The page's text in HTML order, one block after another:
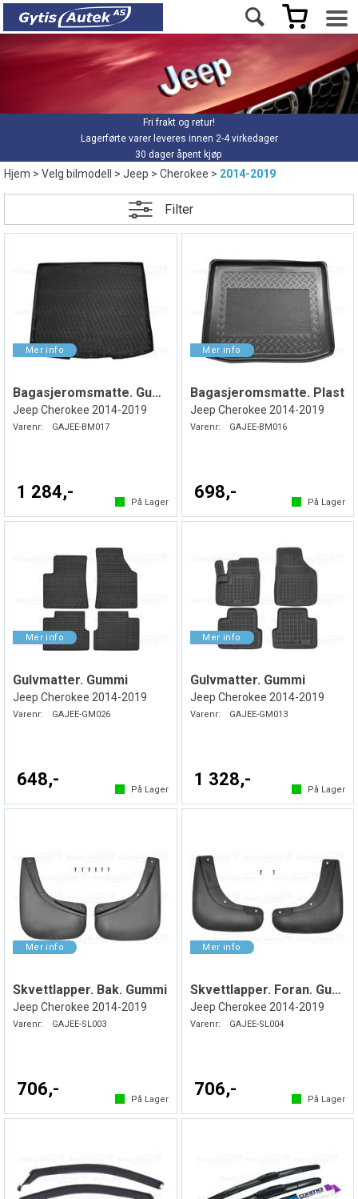
Fri frakt og retur!
Lagerførte varer leveres innen 2-4 virkedager
30 dager åpent kjøp
Hjem>Velg bilmodell >Jeep>Cherokee>2014-2019
Filter
Bagasjeromsmatte. Gummi
Jeep Cherokee 2014-2019
Varenr: GAJEE-BM017
1 284,-
På Lager
Bagasjeromsmatte. Plast
Jeep Cherokee 2014-2019
Varenr: GAJEE-BM016
698,-
På Lager
Gulvmatter. Gummi
Jeep Cherokee 2014-2019
Varenr: GAJEE-GM026
648,-
På Lager
Gulvmatter. Gummi
Jeep Cherokee 2014-2019
Varenr: GAJEE-GM013
1 328,-
På Lager
Skvettlapper. Bak. Gummi
Jeep Cherokee 2014-2019
Varenr: GAJEE-SL003
706,-
På Lager
Skvettlapper. Foran. Gummi
Jeep Cherokee 2014-2019
Varenr: GAJEE-SL004
706,-
På Lager